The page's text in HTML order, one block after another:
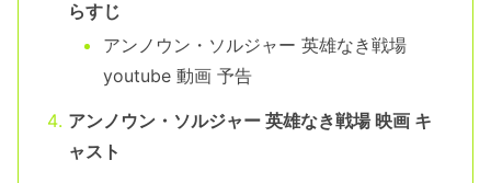
らすじ
アンノウン・ソルジャー 英雄なき戦場
youtube 動画 予告
アンノウン・ソルジャー 英雄なき戦場 映画 キ
ャスト